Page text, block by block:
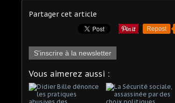
Partager cet article
Repost
S'inscrire à la newsletter
Vous aimerez aussi :